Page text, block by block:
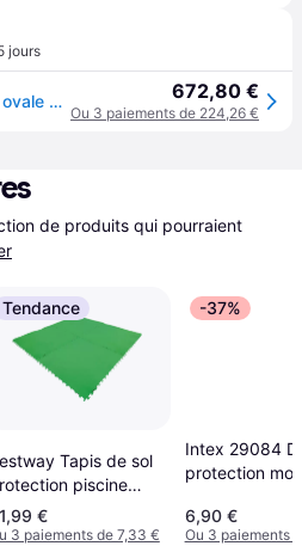
jours
Liner 0,40 bleu uni piscine ovale 6,10m x 3,75m x 1,20m 672,80 €
Ou 3 paiements de 224,26 €
de produits qui pourraient
Tendance
Tapis de sol
piscine
pool protector 9
Vert Taille
€
3 paiements de 7,33 €
-37%
Intex 29084
protection
6,90 €
Ou 3 paiements